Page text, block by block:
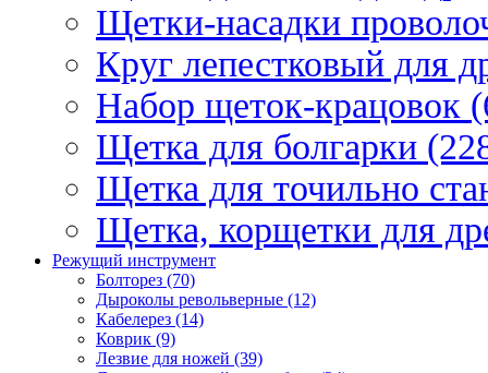
Щетки-насадки
Круг лепестковый для
Набор щеток-крацовок
Щетка для болгарки
Щетка для точильно
Щетка, корщетки для
Режущий инструмент
Болторез (70)
Дыроколы револьверные (12)
Кабелерез (14)
Коврик (9)
Лезвие для ножей (39)